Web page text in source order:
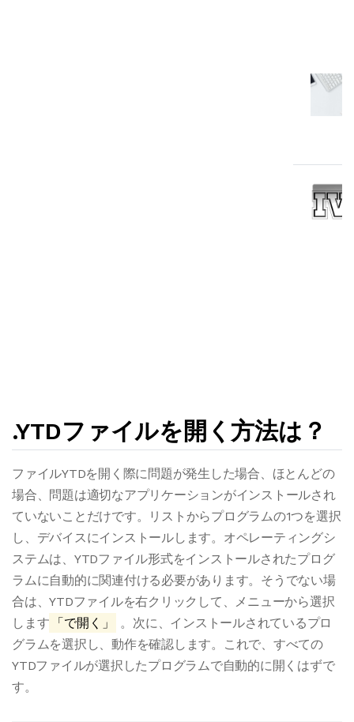
.YTDファイルを開く方法は？
ファイルYTDを開く際に問題が発生した場合、ほとんどの
場合、問題は適切なアプリケーションがインストールされ
ていないことだけです。リストからプログラムの1つを選択
し、デバイスにインストールします。オペレーティングシ
ステムは、YTDファイル形式をインストールされたプログ
ラムに自動的に関連付ける必要があります。そうでない場
合は、YTDファイルを右クリックして、メニューから選択
します
「で開く」
。次に、インストールされているプロ
グラムを選択し、動作を確認します。これで、すべての
YTDファイルが選択したプログラムで自動的に開くはずで
す。